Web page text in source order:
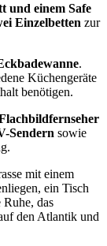
und einem Safe
Einzelbetten zur
.
Küchengeräte
benötigen.
Sendern sowie
mit einem
ein Tisch
das
den Atlantik und